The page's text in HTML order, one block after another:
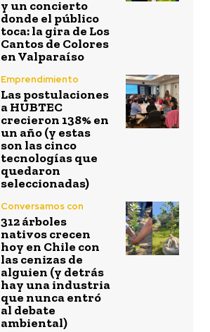
y un concierto
donde el público
toca: la gira de Los
Cantos de Colores
en Valparaíso
Emprendimiento
Las postulaciones
a HUBTEC
crecieron 138% en
un año (y estas
son las cinco
tecnologías que
quedaron
seleccionadas)
Conversamos con
312 árboles
nativos crecen
hoy en Chile con
las cenizas de
alguien (y detrás
hay una industria
que nunca entró
al debate
ambiental)